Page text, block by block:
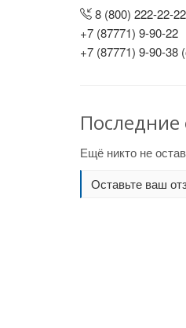
8 (800) 222-22-
+7 (87771) 9-90-22
+7 (87771) 9-90-38
Ещё никто не
Оставьте ваш